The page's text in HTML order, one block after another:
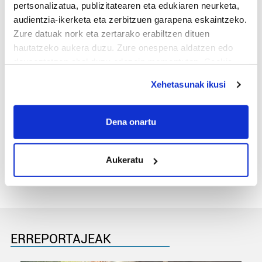
pertsonalizatua, publizitatearen eta edukiaren neurketa,
audientzia-ikerketa eta zerbitzuen garapena eskaintzeko.
Zure datuak nork eta zertarako erabiltzen dituen
hautatzeko aukera duzu. Zure onespena aldatzen edo
If you allow, we would also like to:
Collect information about your geographical
Identify your device by actively scanning it for
specific characteristics (fingerprinting)
Guk eta gure bazkideek zure datu pertsonalak
prozesatzen ditugu, zure IP zenbakia, besteak beste,
Xehetasunak ikusi
Dena onartu
Aukeratu
MEMORIA HISTORIKOA
«Gai tabua izan da etxe gehienetan, jendeak
azkeneko momentuan hitz egin du»
ERREPORTAJEAK